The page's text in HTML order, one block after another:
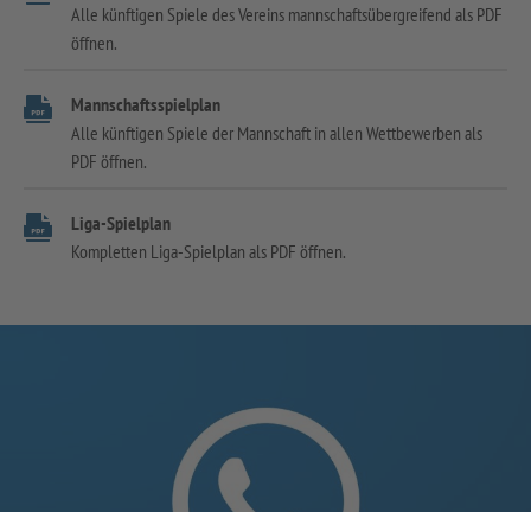
Alle künftigen Spiele des Vereins mannschaftsübergreifend als PDF
öffnen.
Mannschaftsspielplan
Alle künftigen Spiele der Mannschaft in allen Wettbewerben als
PDF öffnen.
Liga-Spielplan
Kompletten Liga-Spielplan als PDF öffnen.